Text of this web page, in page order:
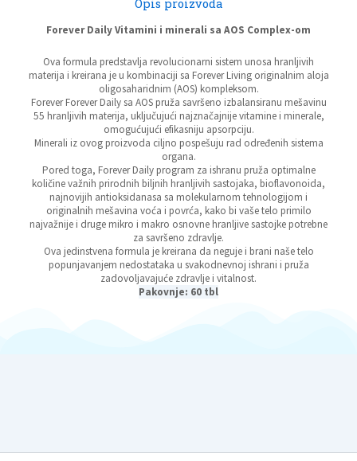
Opis proizvoda
Forever Daily Vitamini i minerali sa AOS Complex-om
Ova formula predstavlja revolucionarni sistem unosa hranljivih
materija i kreirana je u kombinaciji sa Forever Living originalnim aloja
oligosaharidnim (AOS) kompleksom.
Forever Forever Daily sa AOS pruža savršeno izbalansiranu mešavinu
55 hranljivih materija, uključujući najznačajnije vitamine i minerale,
omogućujući efikasniju apsorpciju.
Minerali iz ovog proizvoda ciljno pospešuju rad određenih sistema
organa.
Pored toga, Forever Daily program za ishranu pruža optimalne
količine važnih prirodnih biljnih hranljivih sastojaka, bioflavonoida,
najnovijih antioksidanasa sa molekularnom tehnologijom i
originalnih mešavina voća i povrća, kako bi vaše telo primilo
najvažnije i druge mikro i makro osnovne hranljive sastojke potrebne
za savršeno zdravlje.
Ova jedinstvena formula je kreirana da neguje i brani naše telo
popunjavanjem nedostataka u svakodnevnoj ishrani i pruža
zadovoljavajuće zdravlje i vitalnost.
Pakovnje: 60 tbl